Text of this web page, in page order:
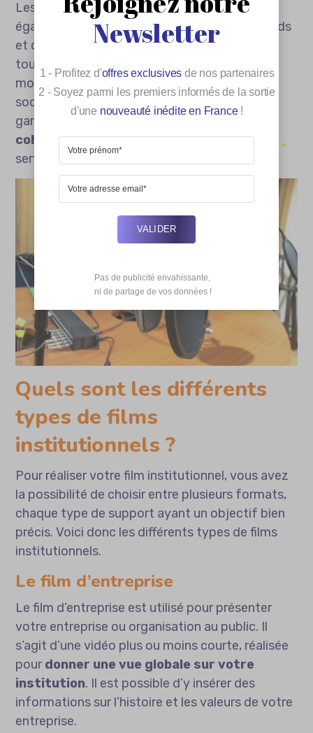
Les professionnels de ce secteur sont
également capables de rédiger des storyboards
et des scénarios. Ils pourront s’occuper du
tournage, du montage et des éventuelles
modifications nécessaires. Faire appel à une
société de production audiovisuelle vous
garantit donc
cohérence, ce qui mettra vos activités et
services en valeur.
Quels sont les différents
types de films
institutionnels ?
Pour réaliser votre film institutionnel, vous avez
la possibilité de choisir entre plusieurs formats,
chaque type de support ayant un objectif bien
précis. Voici donc les différents types de films
institutionnels.
Le film d’entreprise
Le film d’entreprise est utilisé pour présenter
votre entreprise ou organisation au public. Il
s’agit d’une vidéo plus ou moins courte, réalisée
pourdonner une vue globale sur votre
institution. Il est possible d’y insérer des
informations sur l’histoire et les valeurs de votre
entreprise.
Newsletter
1 - Profitez d'offres exclusives de nos partenaires
2 - Soyez parmi les premiers informés de la sortie
d'une nouveauté inédite en France!
VALIDER
Pas de publicité envahissante,
ni de partage de vos données !